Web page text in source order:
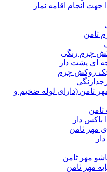
انجام اقامه نماز
ثامن
چرم رنگی
ای پشت دار
روکش چرم
ثامن (دارای لوله ضخیم و
ثامن
باکس دار
مهر ثامن
مهر ثامن
مهر ثامن